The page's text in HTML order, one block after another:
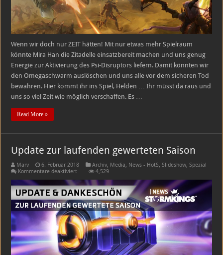
Wenn wir doch nur ZEIT hätten! Mit nur etwas mehr Spielraum
könnte Mira Han die Zitadelle einsatzbereit machen und uns genug
Energie zur Aktivierung des Psi-Disruptors liefern. Damit könnten wir
den Omegaschwarm auslöschen und uns alle vor dem sicheren Tod
bewahren. Hier kommt ihr ins Spiel, Helden … Ihr müsst da raus und
uns so viel Zeit wie möglich verschaffen. Es …
Read More »
Update zur laufenden gewerteten Saison
Marv 6. Februar 2018 Archiv, Media, News - HotS,Slideshow,Spezial
Kommentare deaktiviertfür
zur
laufenden
gewerteten
Saison
4,529